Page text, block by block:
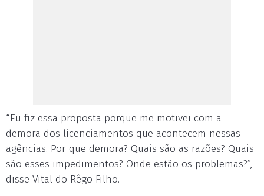
“Eu fiz essa proposta porque me motivei com a
demora dos licenciamentos que acontecem nessas
agências. Por que demora? Quais são as razões? Quais
são esses impedimentos? Onde estão os problemas?”,
disse Vital do Rêgo Filho.